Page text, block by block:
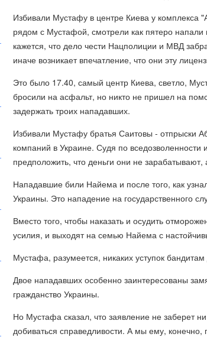
Избивали Мустафу в центре Киева у комплекса
рядом с Мустафой, смотрели как пятеро
кажется, что дело чести Нацполиции и МВД
иначе возникает впечатление, что они эту
Это было 17.40, самый центр Киева, светло,
бросили на асфальт, но никто не пришел на
задержать троих нападавших.
Избивали Мустафу братья Саитовы - отпрыски
компаний в Украине. Судя по
предположить, что деньги они не зарабатывают,
Нападавшие били Найема и после того, как
Украины. Это нападение на государственного
Вместо того, чтобы наказать и осудить
усилия, и выходят на семью Найема с
Мустафа, разумеется, никаких уступок
Двое нападавших особенно заинтересованы
гражданство Украины.
Но Мустафа сказал, что заявление не заберет
добиваться справедливости. А мы ему,